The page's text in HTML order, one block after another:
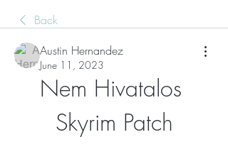
Back
Austin Hernandez
June 11, 2023
Nem Hivatalos
Skyrim Patch